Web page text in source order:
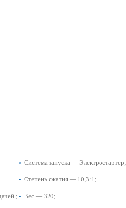
Система запуска — Электростартер;
Степень сжатия — 10,3:1;
Вес — 320;